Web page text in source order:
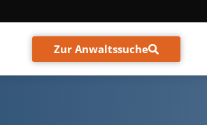
Zur Anwaltssuche